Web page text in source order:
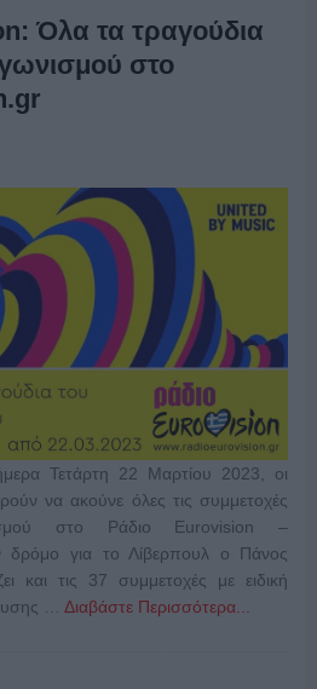
Όλα τα τραγούδια
στο
Τετάρτη 22 Μαρτίου 2023, οι
να ακούνε όλες τις συμμετοχές
στο Ράδιο Eurovision –
δρόμο για το Λίβερπουλ o Πάνος
και τις 37 συμμετοχές με ειδική
… Διαβάστε Περισσότερα...